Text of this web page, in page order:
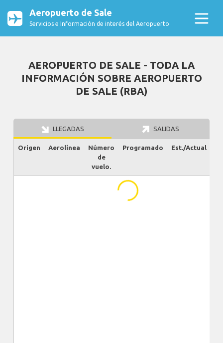
Aeropuerto de Sale
Servicios e Información de interés del Aeropuerto
AEROPUERTO DE SALE - TODA LA
INFORMACIÓN SOBRE AEROPUERTO
DE SALE (RBA)
LLEGADAS SALIDAS
Origen Aerolínea
Número
de
vuelo.
Programado Est./Actual
...